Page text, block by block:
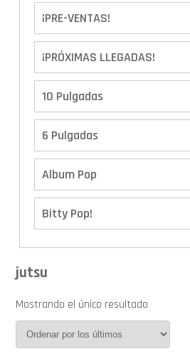
¡PRE-VENTAS!
¡PRÓXIMAS LLEGADAS!
10 Pulgadas
6 Pulgadas
Album Pop
Bitty Pop!
Boxes
Cover Pop!
jutsu
Mostrando el único resultado